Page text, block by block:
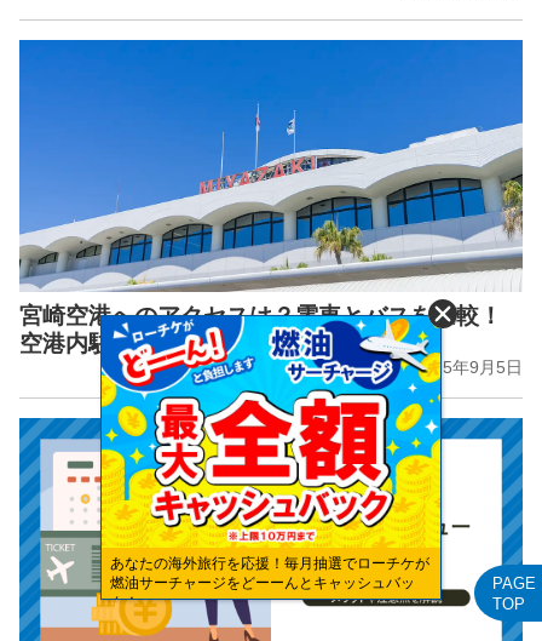
宮崎空港へのアクセスは？電車とバスを比較！
空港内駐車場・レンタカー情報も
2025年9月5日
PAGE
TOP
あなたの海外旅行を応援！毎月抽選でローチケが
燃油サーチャージをどーーんとキャッシュバッ
ク！